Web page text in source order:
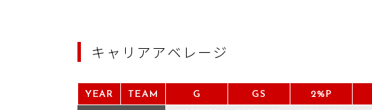
キャリアアベレージ
YEAR TEAM G GS 2%P